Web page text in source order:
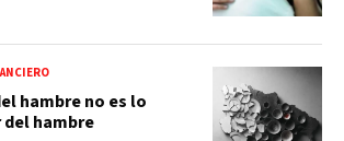
hambre no es lo
hambre